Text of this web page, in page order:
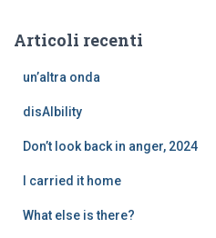
Articoli recenti
un’altra onda
disAIbility
Don’t look back in anger, 2024
I carried it home
What else is there?